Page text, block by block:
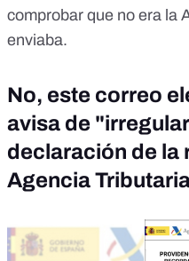
comprobar que no era la
enviaba.
No, este correo
avisa de
declaración de la
Agencia